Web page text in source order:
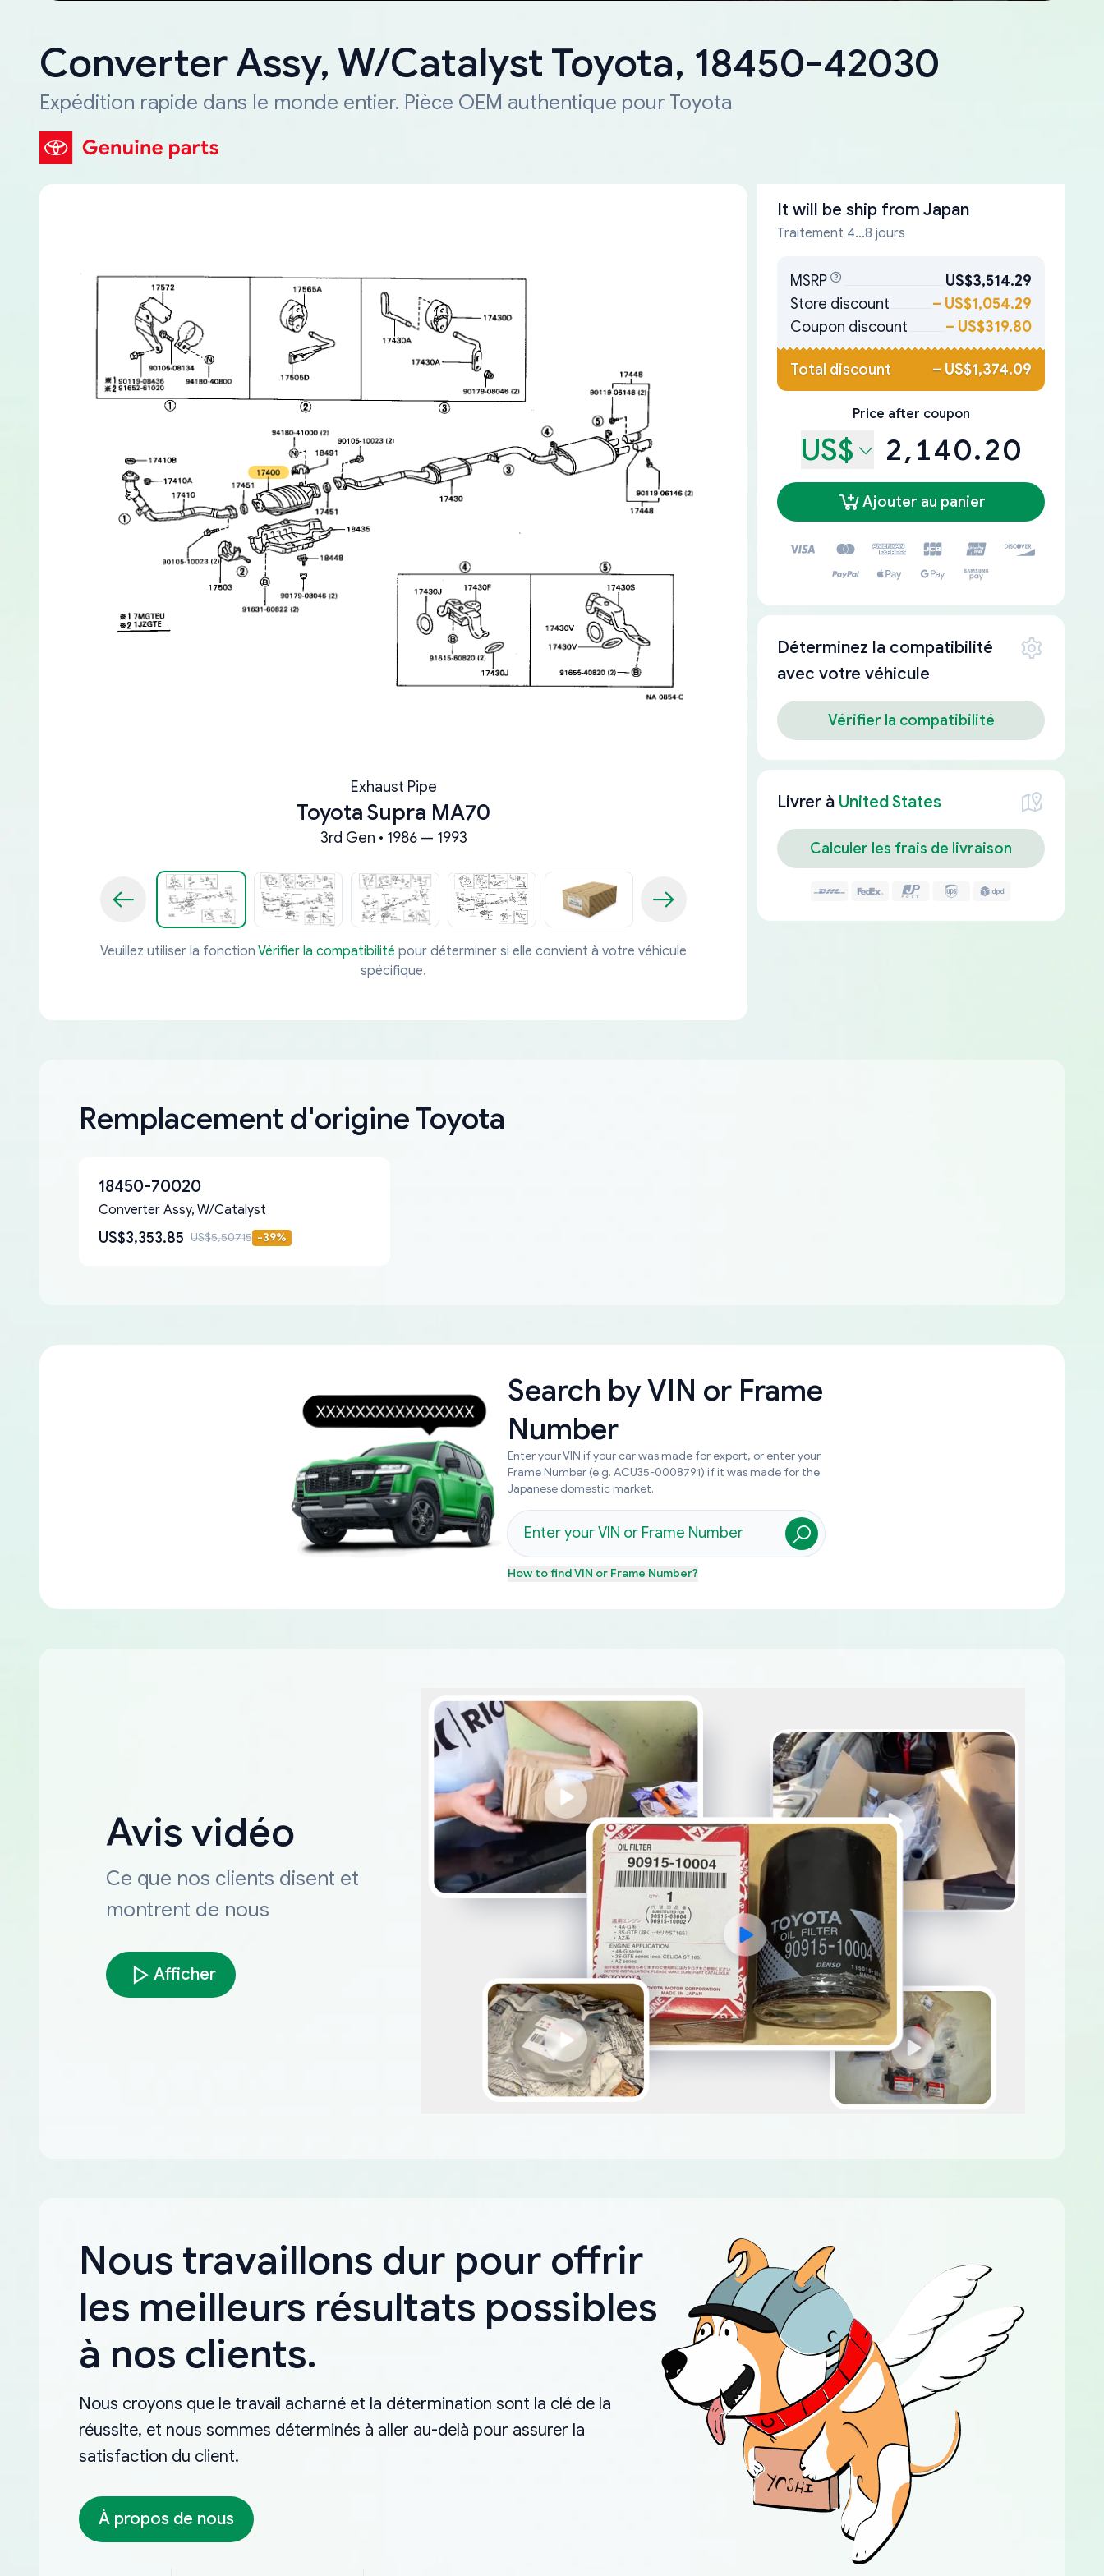
Converter Assy, W/Catalyst Toyota, 18450-42030
Expédition rapide dans le monde entier. Pièce OEM authentique pour Toyota
Exhaust Pipe
Toyota Supra MA70
3rd Gen • 1986 — 1993
Veuillez utiliser la fonction Vérifier la compatibilité pour déterminer si elle convient à votre véhicule
spécifique.
It will be ship from Japan
Traitement 4...8 jours
MSRP
US$3,514.29
Store discount
– US$1,054.29
Coupon discount
– US$319.80
Total discount – US$1,374.09
Price after coupon
US$ 2,140.20
Ajouter au panier
Déterminez la compatibilité
avec votre véhicule
Vérifier la compatibilité
Livrer à United States
Calculer les frais de livraison
Remplacement d'origine Toyota
18450-70020
Converter Assy, W/Catalyst
US$3,353.85 US$5,507.15 -39%
Search byVIN or Frame
Number
Enter your VIN if your car was made for export, or enter your
Frame Number (e.g. ACU35-0008791) if it was made for the
Japanese domestic market.
How to findVIN or Frame Number?
Avis vidéo
Ce que nos clients disent et
montrent de nous
Afficher
Nous travaillons dur pour offrir
les meilleurs résultats possibles
à nos clients.
Nous croyons que le travail acharné et la détermination sont la clé de la
réussite, et nous sommes déterminés à aller au-delà pour assurer la
satisfaction du client.
À propos de nous